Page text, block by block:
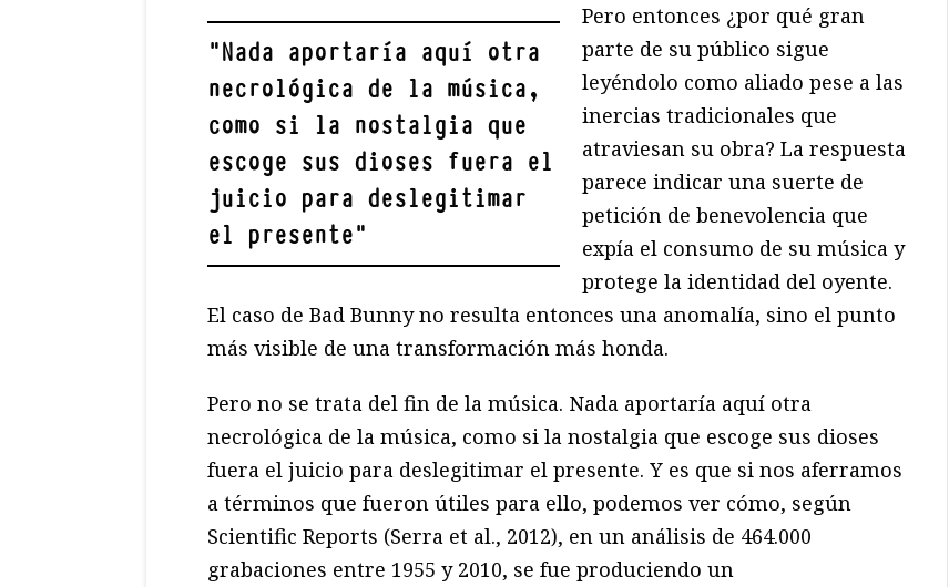
"Nada aportaría aquí otra
necrológica de la música,
como si la nostalgia que
escoge sus dioses fuera el
juicio para deslegitimar
el presente"
Pero entonces ¿por qué gran
parte de su público sigue
leyéndolo como aliado pese a las
inercias tradicionales que
atraviesan su obra? La respuesta
parece indicar una suerte de
petición de benevolencia que
expía el consumo de su música y
protege la identidad del oyente.
El caso de Bad Bunny no resulta entonces una anomalía, sino el punto
más visible de una transformación más honda.
Pero no se trata del fin de la música. Nada aportaría aquí otra
necrológica de la música, como si la nostalgia que escoge sus dioses
fuera el juicio para deslegitimar el presente. Y es que si nos aferramos
a términos que fueron útiles para ello, podemos ver cómo, según
Scientific Reports (Serra et al., 2012), en un análisis de 464.000
grabaciones entre 1955 y 2010, se fue produciendo un